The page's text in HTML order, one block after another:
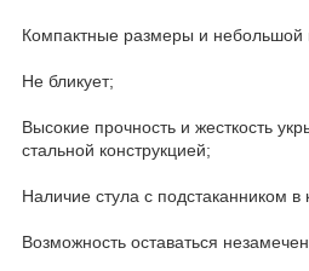
Компактные размеры и небольшой
Не бликует;
Высокие прочность и жесткость
стальной конструкцией;
Наличие стула с подстаканником в
Возможность оставаться